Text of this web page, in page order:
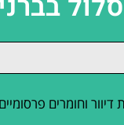
וחומרים פרסומיים